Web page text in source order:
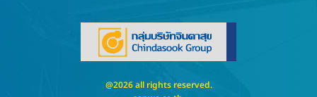
@2026 all rights reserved.